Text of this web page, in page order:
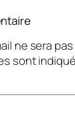
ne sera
sont